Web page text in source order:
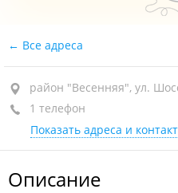
Все адреса
район "Весенняя", ул.
1 телефон
Показать адреса и
Описание